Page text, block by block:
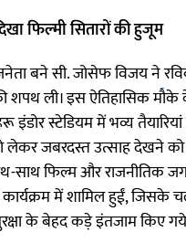
फिल्‍मी सितारों की हुजूम
बने सी. जोसेफ विजय ने
शपथ ली। इस ऐतिहासिक
इंडोर स्टेडियम में भव्य
लेकर जबरदस्त उत्साह देखने
साथ फिल्म और राजनीतिक
कार्यक्रम में शामिल हुईं, जिसके
सुरक्षा के बेहद कड़े इंतजाम किए